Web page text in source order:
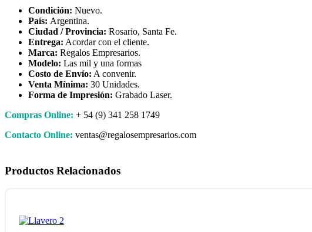
Condición: Nuevo.
País: Argentina.
Ciudad / Provincia: Rosario, Santa Fe.
Entrega: Acordar con el cliente.
Marca: Regalos Empresarios.
Modelo: Las mil y una formas
Costo de Envío: A convenir.
Venta Mínima: 30 Unidades.
Forma de Impresión: Grabado Laser.
Compras Online: + 54 (9) 341 258 1749
Contacto Online: ventas@regalosempresarios.com
Productos Relacionados